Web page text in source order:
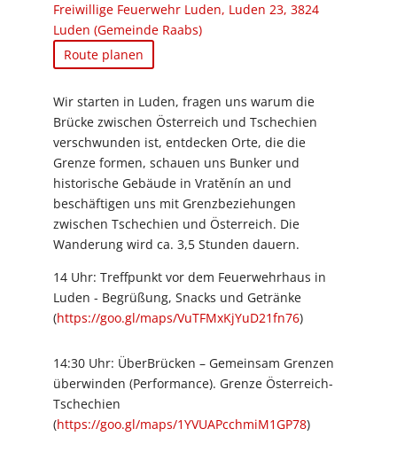
Freiwillige Feuerwehr Luden, Luden 23, 3824
Luden (Gemeinde Raabs)
Route planen
Wir starten in Luden, fragen uns warum die
Brücke zwischen Österreich und Tschechien
verschwunden ist, entdecken Orte, die die
Grenze formen, schauen uns Bunker und
historische Gebäude in Vratěnín an und
beschäftigen uns mit Grenzbeziehungen
zwischen Tschechien und Österreich. Die
Wanderung wird ca. 3,5 Stunden dauern.
14 Uhr: Treffpunkt vor dem Feuerwehrhaus in
Luden - Begrüßung, Snacks und Getränke
(https://goo.gl/maps/VuTFMxKjYuD21fn76)
14:30 Uhr: ÜberBrücken – Gemeinsam Grenzen
überwinden (Performance). Grenze Österreich-
Tschechien
(https://goo.gl/maps/1YVUAPcchmiM1GP78)